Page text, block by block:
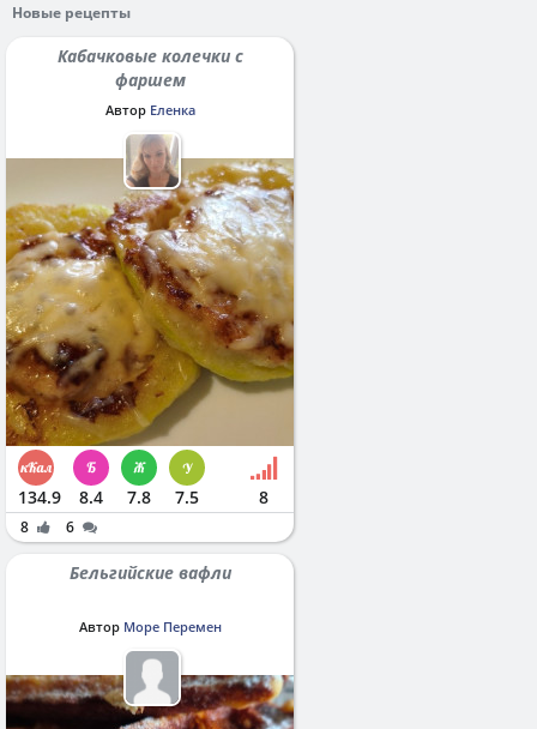
Новые рецепты
Кабачковые колечки с
фаршем
Автор Еленка
134.9 8.4 7.8 7.5 8
8 6
Бельгийские вафли
Автор Море Перемен